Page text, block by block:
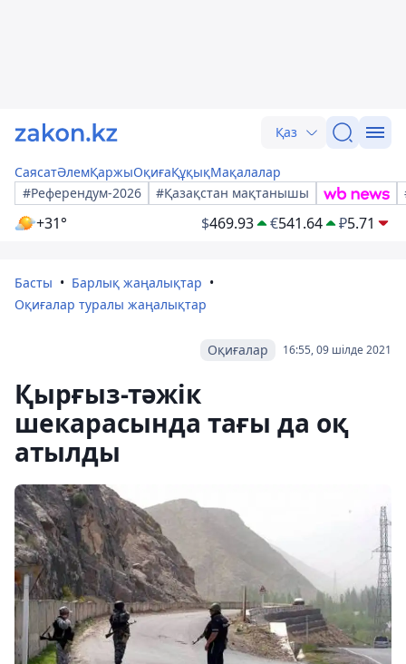
Қаз
СаясатӘлемҚаржыОқиғаҚұқықМақалалар
#Референдум-2026
#Қазақстан мақтанышы
+31° $469.93 €541.64 ₽5.71
Басты
Барлық жаңалықтар
Оқиғалар туралы жаңалықтар
16:55, 09 шілде 2021
Оқиғалар
Қырғыз-тәжік
шекарасында тағы да оқ
атылды